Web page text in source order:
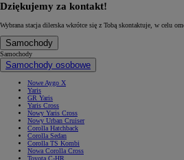
Dziękujemy za kontakt!
Wybrana stacja dilerska wkrótce się z Tobą skontaktuje, w celu
Samochody
Samochody
Samochody osobowe
Nowe Aygo X
Yaris
GR Yaris
Yaris Cross
Nowy Yaris Cross
Nowy Urban Cruiser
Corolla Hatchback
Corolla Sedan
Corolla TS Kombi
Nowa Corolla Cross
Toyota C-HR